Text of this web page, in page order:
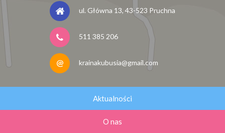
ul. Główna 13, 43-523 Pruchna
511 385 206
krainakubusia@gmail.com
Aktualności
O nas